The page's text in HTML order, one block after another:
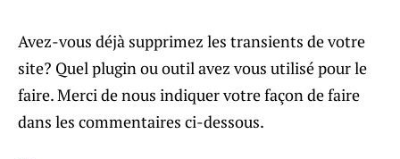
Avez-vous déjà supprimez les transients de votre
site? Quel plugin ou outil avez vous utilisé pour le
faire. Merci de nous indiquer votre façon de faire
dans les commentaires ci-dessous.